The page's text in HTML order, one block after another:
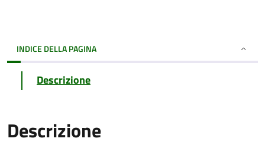
INDICE DELLA PAGINA
Descrizione
Descrizione